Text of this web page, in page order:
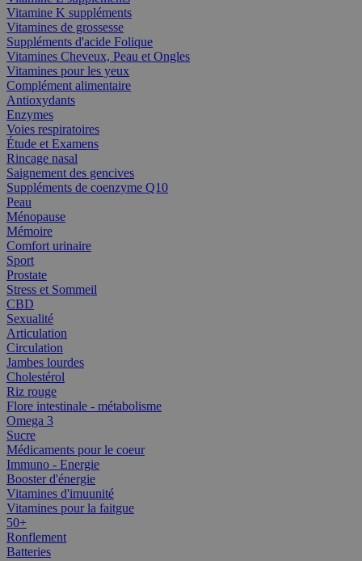
Vitamine K suppléments
Vitamines de grossesse
Suppléments d'acide Folique
Vitamines Cheveux, Peau et Ongles
Vitamines pour les yeux
Complément alimentaire
Antioxydants
Enzymes
Voies respiratoires
Étude et Examens
Rincage nasal
Saignement des gencives
Suppléments de coenzyme Q10
Peau
Ménopause
Mémoire
Comfort urinaire
Sport
Prostate
Stress et Sommeil
CBD
Sexualité
Articulation
Circulation
Jambes lourdes
Cholestérol
Riz rouge
Flore intestinale - métabolisme
Omega 3
Sucre
Médicaments pour le coeur
Immuno - Energie
Booster d'énergie
Vitamines d'imuunité
Vitamines pour la faitgue
50+
Ronflement
Batteries